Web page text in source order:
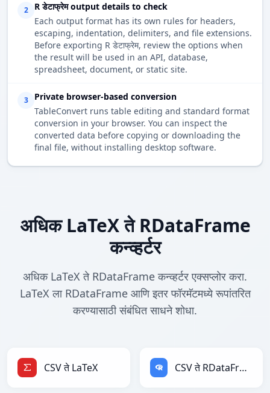
2
R डेटाफ्रेम output details to check
Each output format has its own rules for headers,
escaping, indentation, delimiters, and file extensions.
Before exporting R डेटाफ्रेम, review the options when
the result will be used in an API, database,
spreadsheet, document, or static site.
3
Private browser-based conversion
TableConvert runs table editing and standard format
conversion in your browser. You can inspect the
converted data before copying or downloading the
final file, without installing desktop software.
अधिक LaTeX ते RDataFrame
कन्व्हर्टर
अधिक LaTeX ते RDataFrame कन्व्हर्टर एक्सप्लोर करा.
LaTeX ला RDataFrame आणि इतर फॉरमॅटमध्ये रूपांतरित
करण्यासाठी संबंधित साधने शोधा.
CSV ते LaTeX CSV ते RDataFrame